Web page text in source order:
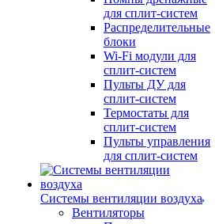
для сплит-систем
Распределительные
блоки
Wi-Fi модули для
сплит-систем
Пульты ДУ для
сплит-систем
Термостаты для
сплит-систем
Пульты управления
для сплит-систем
Системы вентиляции воздуха
Вентиляторы